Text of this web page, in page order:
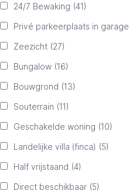
24/7 Bewaking (41)
Privé parkeerplaats in garage
Zeezicht (27)
Bungalow (16)
Bouwgrond (13)
Souterrain (11)
Geschakelde woning (10)
Landelijke villa (finca) (5)
Half vrijstaand (4)
Direct beschikbaar (5)